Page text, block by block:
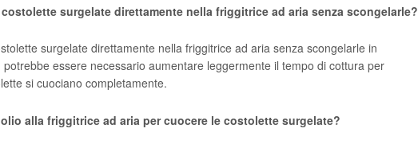
surgelate direttamente nella friggitrice ad aria senza scongelarle?
surgelate direttamente nella friggitrice ad aria senza scongelarle in
essere necessario aumentare leggermente il tempo di cottura per
si cuociano completamente.
alla friggitrice ad aria per cuocere le costolette surgelate?